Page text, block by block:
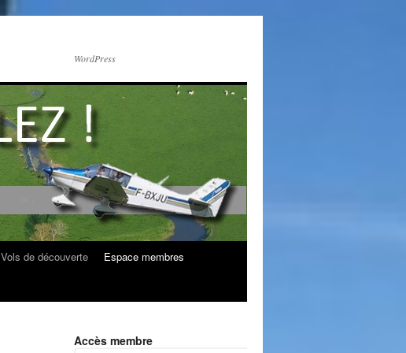
WordPress
Vols de découverte
Espace membres
Accès membre